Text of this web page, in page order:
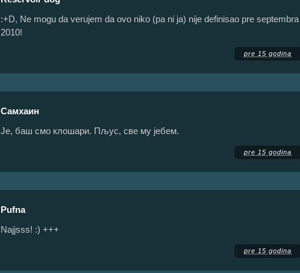
:+D, Ne mogu da verujem da ovo niko (pa ni ja) nije definisao pre septembra
2010!
pre 15 godina
Самхаин
Је, баш смо клошари. Пљус, све му јебем.
pre 15 godina
Pufna
Najjsss! :) +++
pre 15 godina